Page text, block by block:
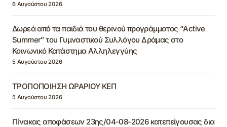
6 Αυγούστου 2026
Δωρεά από τα παιδιά του θερινού προγράμματος “Active
Summer” του Γυμναστικού Συλλόγου Δράμας στο
Κοινωνικό Κατάστημα Αλληλεγγύης
5 Αυγούστου 2026
ΤΡΟΠΟΠΟΙΗΣΗ ΩΡΑΡΙΟΥ ΚΕΠ
5 Αυγούστου 2026
Πίνακας αποφάσεων 23ης/04-08-2026 κατεπείγουσας δια